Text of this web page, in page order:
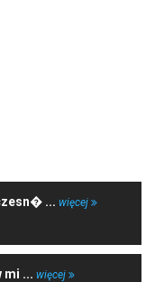
... więcej
mi ... więcej